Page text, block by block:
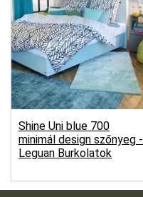
Shine Uni blue 700
minimál design szőnyeg -
Leguan Burkolatok